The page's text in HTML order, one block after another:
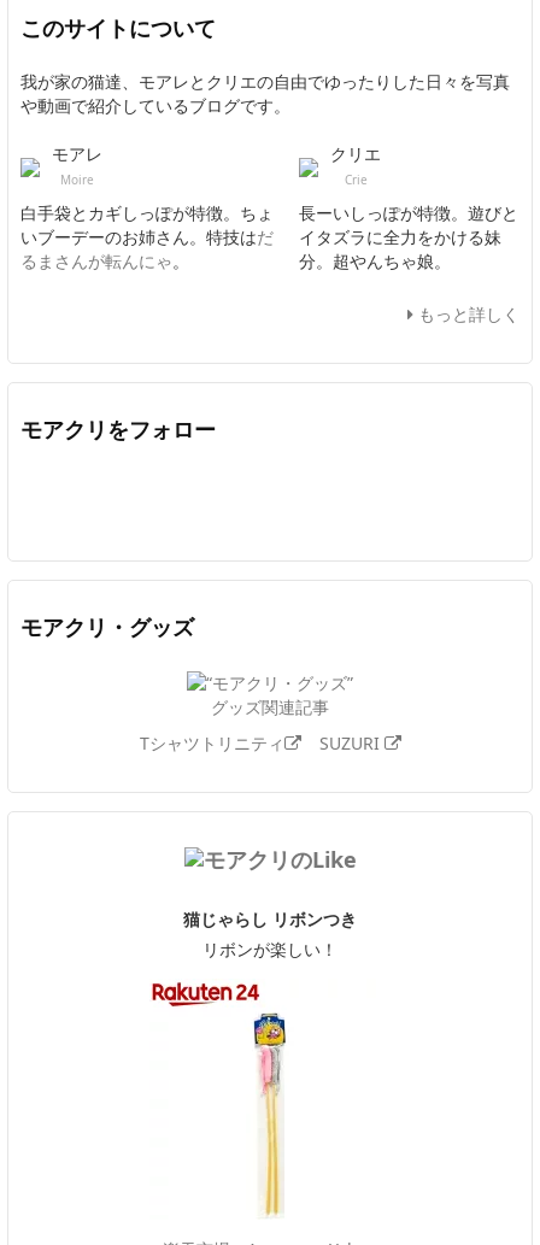
このサイトについて
我が家の猫達、モアレとクリエの自由でゆったりした日々を写真
や動画で紹介しているブログです。
モアレ
Moire
白手袋とカギしっぽが特徴。ちょ
いブーデーのお姉さん。特技はだ
るまさんが転んにゃ。
クリエ
Crie
長ーいしっぽが特徴。遊びと
イタズラに全力をかける妹
分。超やんちゃ娘。
もっと詳しく
モアクリをフォロー
モアクリ・グッズ
グッズ関連記事
Tシャツトリニティ
SUZURI
猫じゃらし リボンつき
リボンが楽しい！